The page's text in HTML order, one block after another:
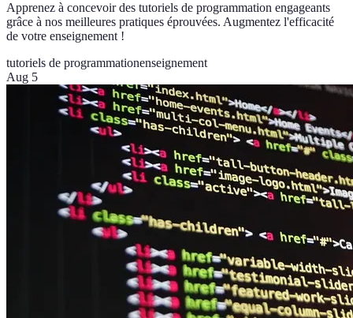
Apprenez à concevoir des tutoriels de programmation engageants
grâce à nos meilleures pratiques éprouvées. Augmentez l'efficacité
de votre enseignement !
tutoriels de programmationenseignement
Aug 5